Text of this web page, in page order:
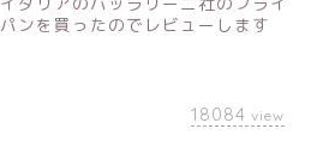
パンを買ったのでレビューします
18084 view